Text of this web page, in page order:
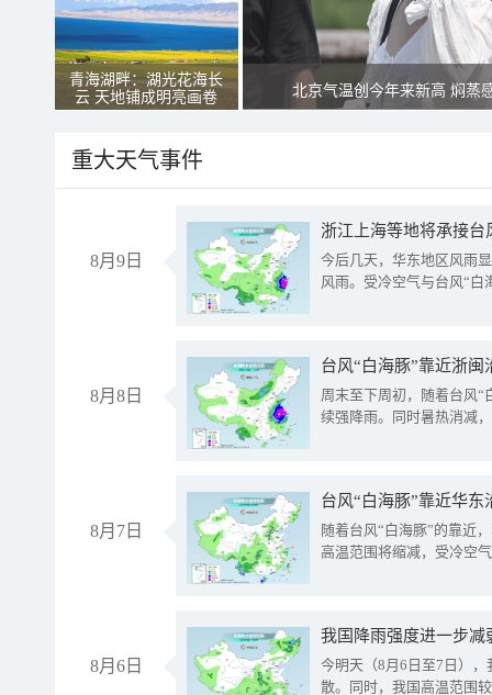
青海湖畔：湖光花海长
云 天地铺成明亮画卷
北京气温创今年来新高 焖蒸
重大天气事件
8月9日
浙江上海等地将承接台
今后几天，华东地区风雨
风雨。受冷空气与台风“白
8月8日
台风“白海豚”靠近浙
周末至下周初，随着台风“
续强降雨。同时暑热消减
8月7日
台风“白海豚”靠近华
随着台风“白海豚”的靠近
高温范围将缩减，受冷空
8月6日
今明天（8月6日至7日）
散。同时，我国高温范围